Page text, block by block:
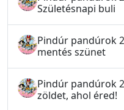
Születésnapi buli
Pindúr pandúrok
mentés szünet
Pindúr pandúrok
zöldet, ahol éred!